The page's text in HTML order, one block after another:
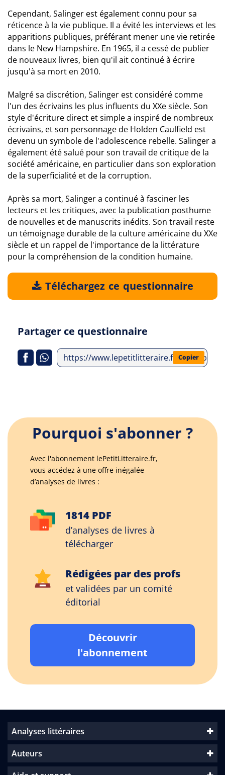
Cependant, Salinger est également connu pour sa
réticence à la vie publique. Il a évité les interviews et les
apparitions publiques, préférant mener une vie retirée
dans le New Hampshire. En 1965, il a cessé de publier
de nouveaux livres, bien qu'il ait continué à écrire
jusqu'à sa mort en 2010.
Malgré sa discrétion, Salinger est considéré comme
l'un des écrivains les plus influents du XXe siècle. Son
style d'écriture direct et simple a inspiré de nombreux
écrivains, et son personnage de Holden Caulfield est
devenu un symbole de l'adolescence rebelle. Salinger a
également été salué pour son travail de critique de la
société américaine, en particulier dans son exploration
de la superficialité et de la corruption.
Après sa mort, Salinger a continué à fasciner les
lecteurs et les critiques, avec la publication posthume
de nouvelles et de manuscrits inédits. Son travail reste
un témoignage durable de la culture américaine du XXe
siècle et un rappel de l'importance de la littérature
pour la compréhension de la condition humaine.
Téléchargez ce questionnaire
Partager ce questionnaire
https://www.lepetitlitteraire.fr/index.php/
Copier
Pourquoi s'abonner ?
Avec l'abonnement lePetitLitteraire.fr,
vous accédez à une offre inégalée
d’analyses de livres :
1814 PDF
d’analyses de livres à
télécharger
Rédigées par des profs
et validées par un comité
éditorial
Découvrir
l'abonnement
Analyses littéraires
Auteurs